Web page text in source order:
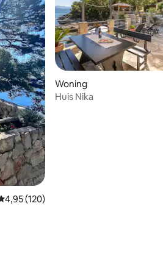
beoordeling van 4,95 op 5,
4,95 (120)
Woning
Huis Nika